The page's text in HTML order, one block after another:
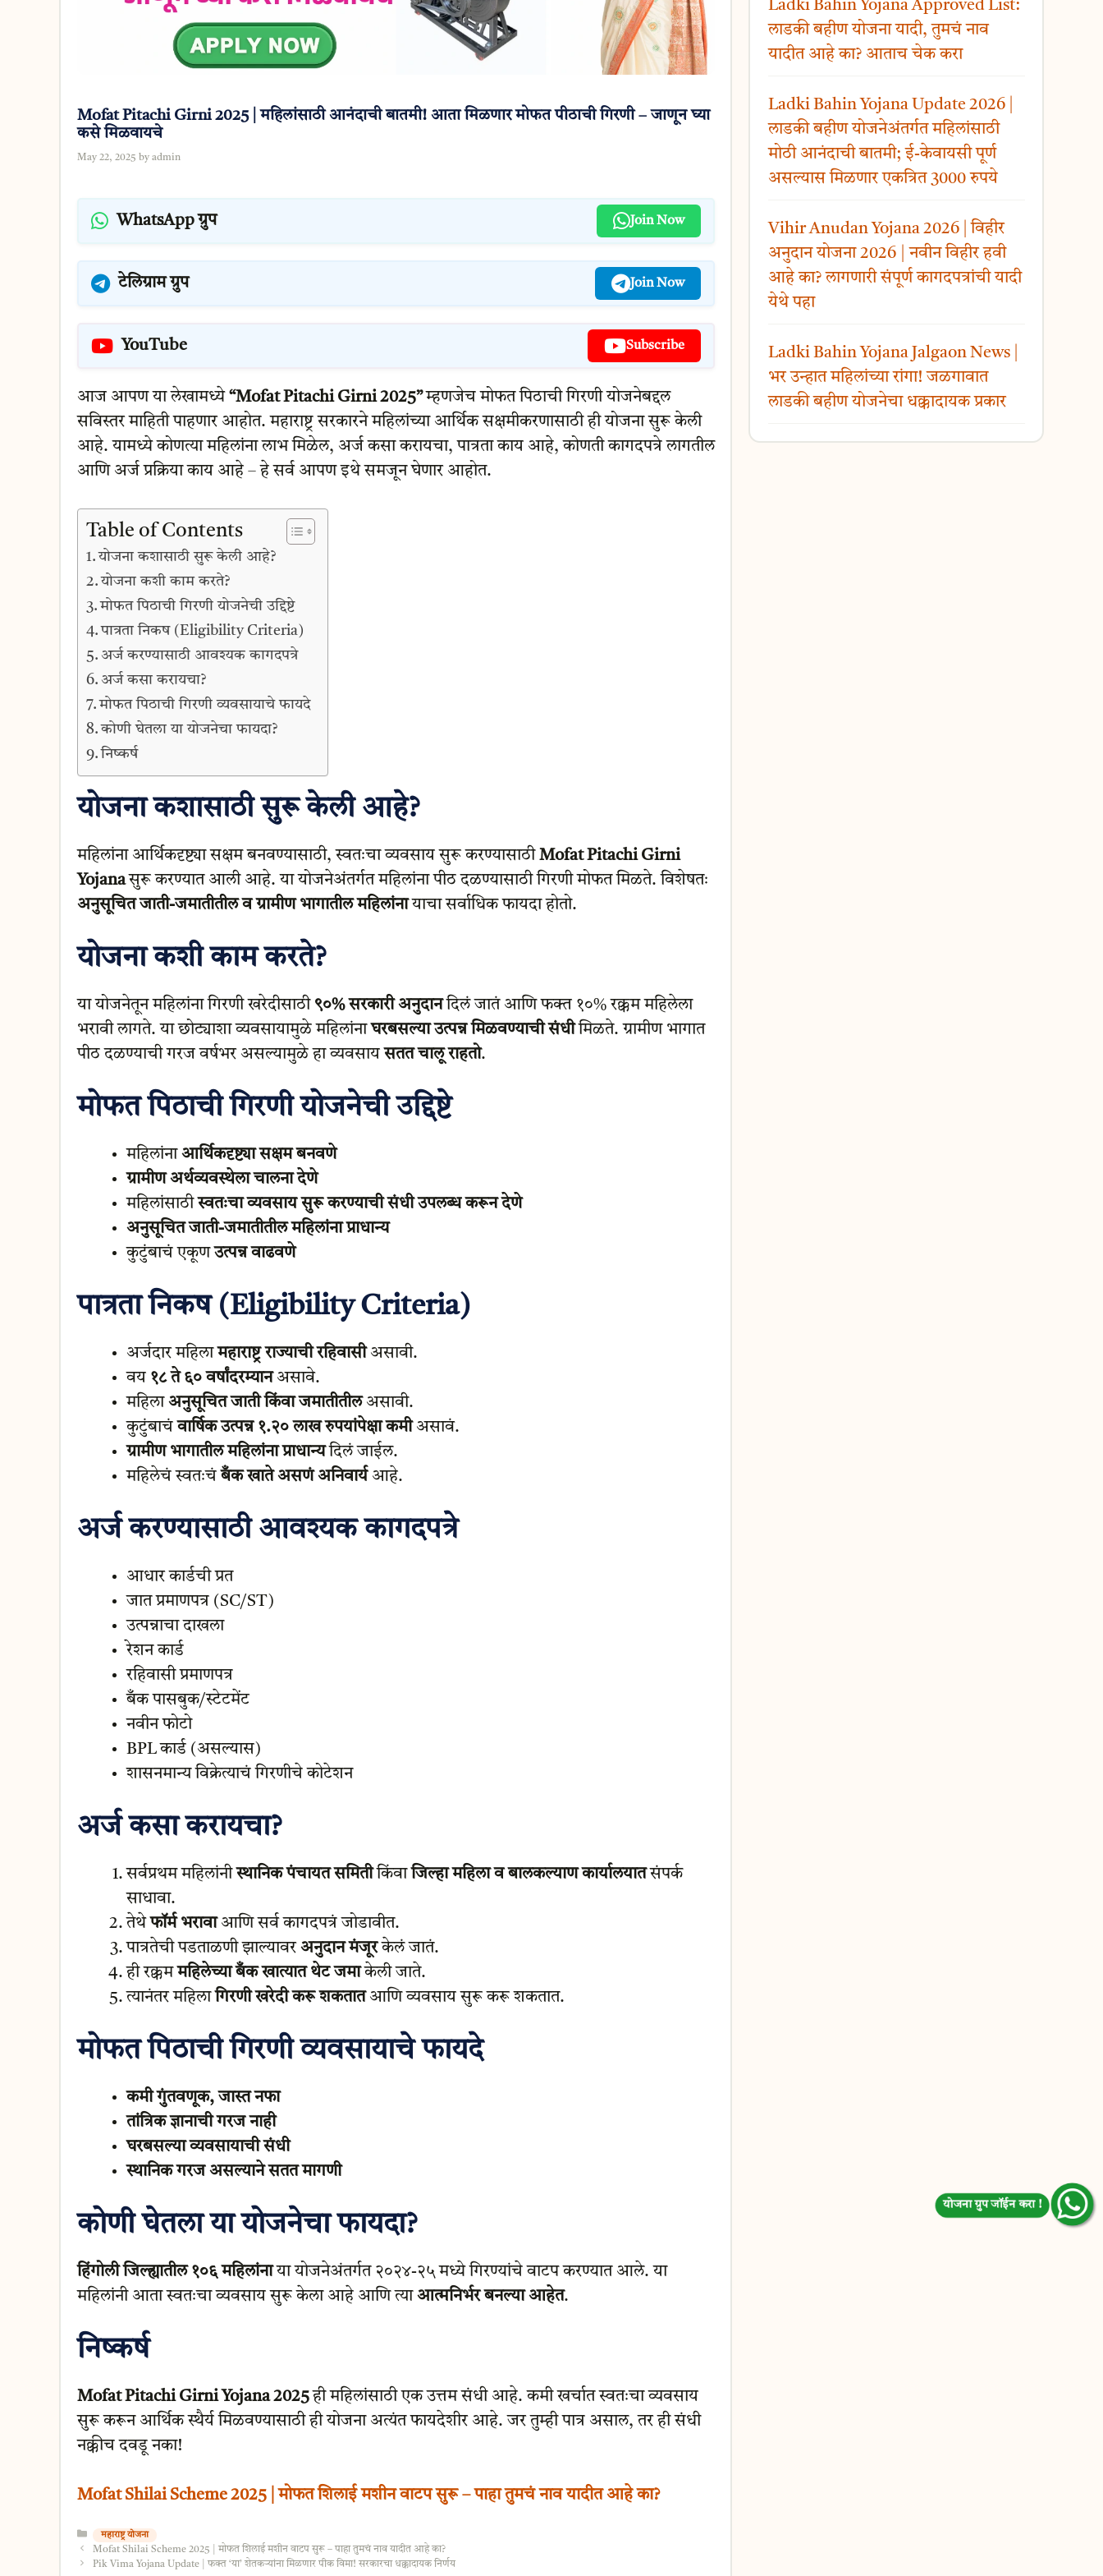
Mofat Pitachi Girni 2025 | महिलांसाठी आनंदाची बातमी! आता मिळणार मोफत पीठाची गिरणी – जाणून घ्या
कसे मिळवायचे
May 22, 2025 by admin
WhatsApp ग्रुप Join Now
टेलिग्राम ग्रुप Join Now
YouTube Subscribe
आज आपण या लेखामध्ये “Mofat Pitachi Girni 2025”म्हणजेच मोफत पिठाची गिरणी योजनेबद्दल
सविस्तर माहिती पाहणार आहोत. महाराष्ट्र सरकारने महिलांच्या आर्थिक सक्षमीकरणासाठी ही योजना सुरू केली
आहे. यामध्ये कोणत्या महिलांना लाभ मिळेल, अर्ज कसा करायचा, पात्रता काय आहे, कोणती कागदपत्रे लागतील
आणि अर्ज प्रक्रिया काय आहे – हे सर्व आपण इथे समजून घेणार आहोत.
Table of Contents
योजना कशासाठी सुरू केली आहे?
योजना कशी काम करते?
मोफत पिठाची गिरणी योजनेची उद्दिष्टे
पात्रता निकष (Eligibility Criteria)
अर्ज करण्यासाठी आवश्यक कागदपत्रे
अर्ज कसा करायचा?
मोफत पिठाची गिरणी व्यवसायाचे फायदे
कोणी घेतला या योजनेचा फायदा?
निष्कर्ष
योजना कशासाठी सुरू केली आहे?
महिलांना आर्थिकदृष्ट्या सक्षम बनवण्यासाठी, स्वतःचा व्यवसाय सुरू करण्यासाठी Mofat Pitachi Girni
Yojanaसुरू करण्यात आली आहे. या योजनेअंतर्गत महिलांना पीठ दळण्यासाठी गिरणी मोफत मिळते. विशेषतः
अनुसूचित जाती-जमातीतील व ग्रामीण भागातील महिलांनायाचा सर्वाधिक फायदा होतो.
योजना कशी काम करते?
या योजनेतून महिलांना गिरणी खरेदीसाठी ९०% सरकारी अनुदानदिलं जातं आणि फक्त १०% रक्कम महिलेला
भरावी लागते. या छोट्याशा व्यवसायामुळे महिलांनाघरबसल्या उत्पन्न मिळवण्याची संधीमिळते. ग्रामीण भागात
पीठ दळण्याची गरज वर्षभर असल्यामुळे हा व्यवसायसतत चालू राहतो.
मोफत पिठाची गिरणी योजनेची उद्दिष्टे
महिलांना आर्थिकदृष्ट्या सक्षम बनवणे
ग्रामीण अर्थव्यवस्थेला चालना देणे
महिलांसाठीस्वतःचा व्यवसाय सुरू करण्याची संधी उपलब्ध करून देणे
अनुसूचित जाती-जमातीतील महिलांना प्राधान्य
कुटुंबाचं एकूणउत्पन्न वाढवणे
पात्रता निकष (Eligibility Criteria)
अर्जदार महिलामहाराष्ट्र राज्याची रहिवासीअसावी.
वय १८ ते ६० वर्षांदरम्यानअसावे.
महिला अनुसूचित जाती किंवा जमातीतीलअसावी.
कुटुंबाचंवार्षिक उत्पन्न १.२० लाख रुपयांपेक्षा कमीअसावं.
ग्रामीण भागातील महिलांना प्राधान्यदिलं जाईल.
महिलेचं स्वतःचंबँक खाते असणं अनिवार्यआहे.
अर्ज करण्यासाठी आवश्यक कागदपत्रे
आधार कार्डची प्रत
जात प्रमाणपत्र (SC/ST)
उत्पन्नाचा दाखला
रेशन कार्ड
रहिवासी प्रमाणपत्र
बँक पासबुक/स्टेटमेंट
नवीन फोटो
BPL कार्ड (असल्यास)
शासनमान्य विक्रेत्याचं गिरणीचे कोटेशन
अर्ज कसा करायचा?
सर्वप्रथम महिलांनीस्थानिक पंचायत समितीकिंवाजिल्हा महिला व बालकल्याण कार्यालयातसंपर्क
साधावा.
तेथेफॉर्म भरावाआणि सर्व कागदपत्रं जोडावीत.
पात्रतेची पडताळणी झाल्यावर अनुदान मंजूरकेलं जातं.
ही रक्कममहिलेच्या बँक खात्यात थेट जमाकेली जाते.
त्यानंतर महिलागिरणी खरेदी करू शकतातआणि व्यवसाय सुरू करू शकतात.
मोफत पिठाची गिरणी व्यवसायाचे फायदे
कमी गुंतवणूक, जास्त नफा
तांत्रिक ज्ञानाची गरज नाही
घरबसल्या व्यवसायाची संधी
स्थानिक गरज असल्याने सतत मागणी
कोणी घेतला या योजनेचा फायदा?
हिंगोली जिल्ह्यातील १०६ महिलांनाया योजनेअंतर्गत २०२४-२५ मध्ये गिरण्यांचे वाटप करण्यात आले. या
महिलांनी आता स्वतःचा व्यवसाय सुरू केला आहे आणि त्या आत्मनिर्भर बनल्या आहेत.
निष्कर्ष
Mofat Pitachi Girni Yojana 2025ही महिलांसाठी एक उत्तम संधी आहे. कमी खर्चात स्वतःचा व्यवसाय
सुरू करून आर्थिक स्थैर्य मिळवण्यासाठी ही योजना अत्यंत फायदेशीर आहे. जर तुम्ही पात्र असाल, तर ही संधी
नक्कीच दवडू नका!
Mofat Shilai Scheme 2025 | मोफत शिलाई मशीन वाटप सुरू – पाहा तुमचं नाव यादीत आहे का?
Categories
महाराष्ट्र योजना
Mofat Shilai Scheme 2025 | मोफत शिलाई मशीन वाटप सुरू – पाहा तुमचं नाव यादीत आहे का?
Pik Vima Yojana Update | फक्त ‘या’ शेतकऱ्यांना मिळणार पीक विमा! सरकारचा धक्कादायक निर्णय
Ladki Bahin Yojana Approved List:
लाडकी बहीण योजना यादी, तुमचं नाव
यादीत आहे का? आताच चेक करा
Ladki Bahin Yojana Update 2026 |
लाडकी बहीण योजनेअंतर्गत महिलांसाठी
मोठी आनंदाची बातमी; ई-केवायसी पूर्ण
असल्यास मिळणार एकत्रित 3000 रुपये
Vihir Anudan Yojana 2026 | विहीर
अनुदान योजना 2026 | नवीन विहीर हवी
आहे का? लागणारी संपूर्ण कागदपत्रांची यादी
येथे पहा
Ladki Bahin Yojana Jalgaon News |
भर उन्हात महिलांच्या रांगा! जळगावात
लाडकी बहीण योजनेचा धक्कादायक प्रकार
योजना ग्रुप जॉईन करा !